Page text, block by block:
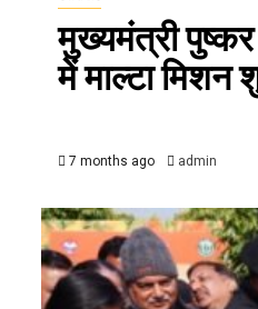
मुख्यमंत्री पुष्कर
में माल्टा मिशन
7 months ago admin